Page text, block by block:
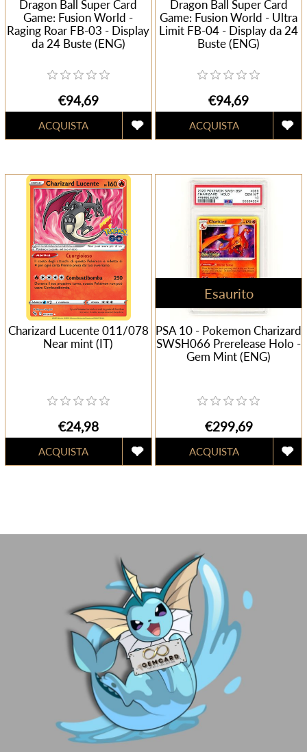
Dragon Ball Super Card
Game: Fusion World -
Raging Roar FB-03 - Display
da 24 Buste (ENG)
€94,69
Dragon Ball Super Card
Game: Fusion World - Ultra
Limit FB-04 - Display da 24
Buste (ENG)
€94,69
Charizard Lucente 011/078
Near mint (IT)
€24,98
Esaurito
PSA 10 - Pokemon Charizard
SWSH066 Prerelease Holo -
Gem Mint (ENG)
€299,69